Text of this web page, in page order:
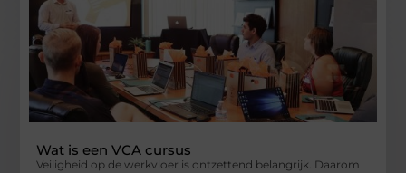
Wat is een VCA cursus
Veiligheid op de werkvloer is ontzettend belangrijk. Daarom